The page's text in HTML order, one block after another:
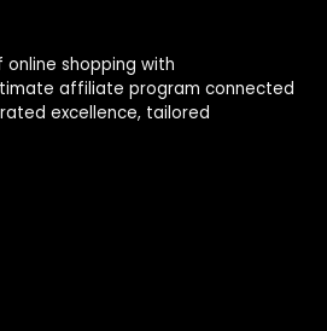
shopping with
affiliate program connected
excellence, tailored